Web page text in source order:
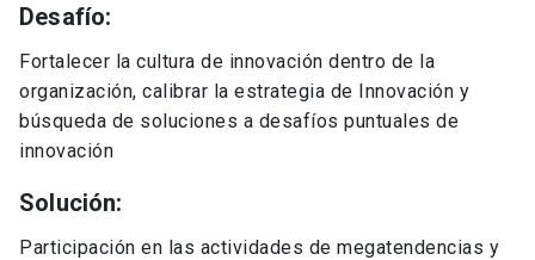
Desafío:
Fortalecer la cultura de innovación dentro de la
organización, calibrar la estrategia de Innovación y
búsqueda de soluciones a desafíos puntuales de
innovación
Solución:
Participación en las actividades de megatendencias y